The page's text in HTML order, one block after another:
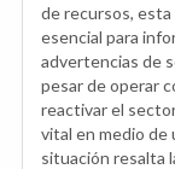
de recursos,
esencial para
advertencias de
pesar de operar
reactivar el
vital en medio de
situación resalta